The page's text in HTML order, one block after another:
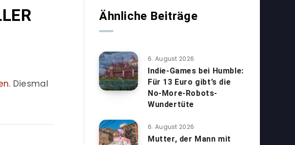
. Diesmal
Ähnliche Beiträge
6. August 2026
Indie-Games bei Humble:
Für 13 Euro gibt’s die
No-More-Robots-
Wundertüte
6. August 2026
Mutter, der Mann mit